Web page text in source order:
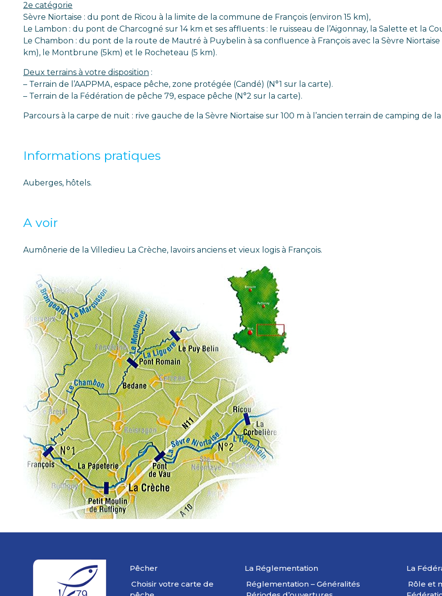
2e catégorie
Sèvre Niortaise : du pont de Ricou à la limite de la commune de François (environ 15 km),
Le Lambon : du pont de Charcogné sur 14 km et ses affluents : le ruisseau de l’Aigonnay, la Salette et la
Le Chambon : du pont de la route de Mautré à Puybelin à sa confluence à François avec la Sèvre
km), le Montbrune (5km) et le Rocheteau (5 km).
Deux terrains à votre disposition :
– Terrain de l’AAPPMA, espace pêche, zone protégée (Candé) (N°1 sur la carte).
– Terrain de la Fédération de pêche 79, espace pêche (N°2 sur la carte).
Parcours à la carpe de nuit : rive gauche de la Sèvre Niortaise sur 100 m à l’ancien terrain de camping de
Informations pratiques
Auberges, hôtels.
A voir
Aumônerie de la Villedieu La Crèche, lavoirs anciens et vieux logis à François.
Pêcher
Choisir votre carte de
La Réglementation
Réglementation – Généralités
La
Rôle et